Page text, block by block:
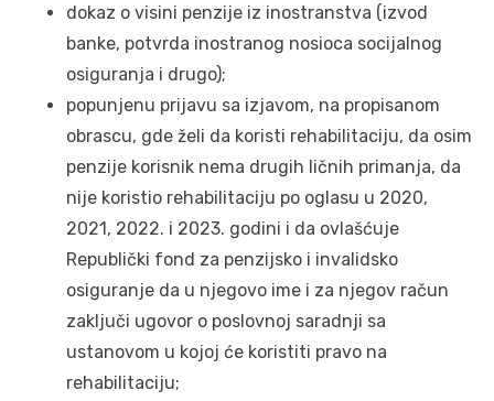
dokaz o visini penzije iz inostranstva (izvod
banke, potvrda inostranog nosioca socijalnog
osiguranja i drugo);
popunjenu prijavu sa izjavom, na propisanom
obrascu, gde želi da koristi rehabilitaciju, da osim
penzije korisnik nema drugih ličnih primanja, da
nije koristio rehabilitaciju po oglasu u 2020,
2021, 2022. i 2023. godini i da ovlašćuje
Republički fond za penzijsko i invalidsko
osiguranje da u njegovo ime i za njegov račun
zaključi ugovor o poslovnoj saradnji sa
ustanovom u kojoj će koristiti pravo na
rehabilitaciju;